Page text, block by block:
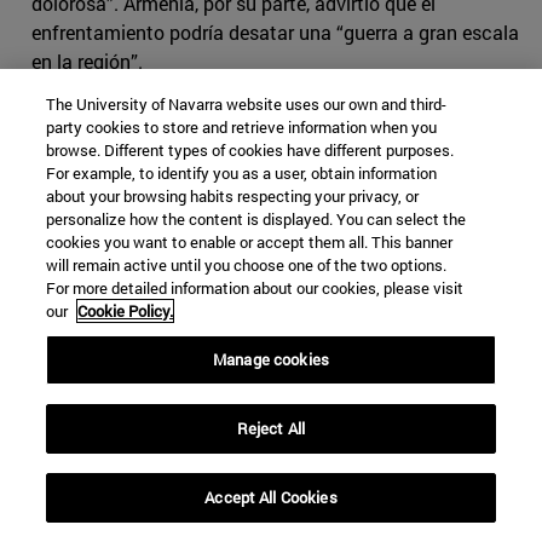
enfrentamiento podría desatar una “guerra a gran escala
en la región”.
Los líderes de ambos países se responsabilizan
mutuamente de esta nueva escalada de la violencia.
Según Azerbaiyán, las Fuerzas Armadas de Armenia
provocaron constantemente al país, disparando contra
el ejército y contra aglomeraciones de civiles. Además,
en múltiples canales de televisión locales azerbaiyanos,
el presidente Ilham Aliyev ha declarado que Armenia se
está preparando para una nueva guerra, concentrando
todas sus fuerzas en Karabaj. Incluso las autoridades
azeríes han restringido el uso de internet en el país,
limitando principalmente el acceso a las redes sociales.
En su operación de contraofensiva, Azerbaiyán movilizó
personal y unidades de tanques con el apoyo de tropas
de artillería y misiles, aviación de primera línea y
The University of Navarra website uses our own and third-
party cookies to store and retrieve information when you
browse. Different types of cookies have different purposes.
For example, to identify you as a user, obtain information
about your browsing habits respecting your privacy, or
personalize how the content is displayed. You can select the
cookies you want to enable or accept them all. This banner
will remain active until you choose one of the two options.
For more detailed information about our cookies, please visit
our Cookie Policy.
Manage cookies
Reject All
Accept All Cookies